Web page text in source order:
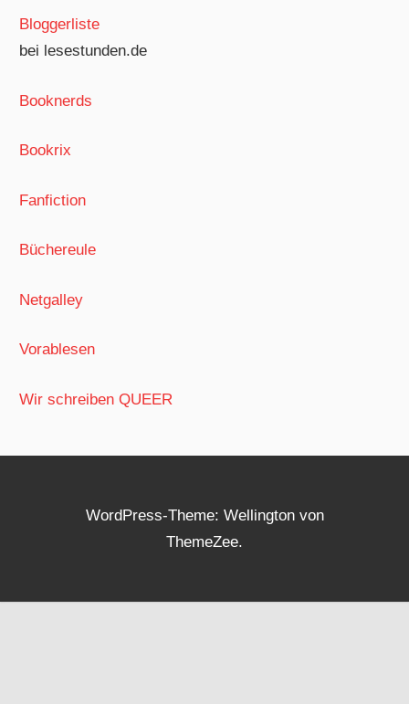
Bloggerliste
bei lesestunden.de
Booknerds
Bookrix
Fanfiction
Büchereule
Netgalley
Vorablesen
Wir schreiben QUEER
WordPress-Theme: Wellington von
ThemeZee.